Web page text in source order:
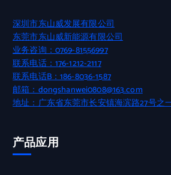
深圳市东山威发展有限公司
东莞市东山威新能源有限公司
业务咨询：0769-81556997
联系电话：176-1212-2117
联系电话B：186-8036-1587
邮箱：dongshanwei0808@163.com
地址：广东省东莞市长安镇海滨路27号之
产品应用